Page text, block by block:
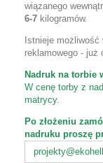
wiązanego
6-7 kilogramów.
Istnieje
reklamowego - już
Nadruk na torbie
W cenę torby z
matrycy.
Po złożeniu
nadruku proszę